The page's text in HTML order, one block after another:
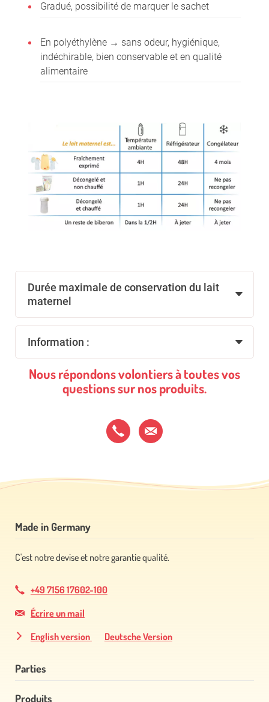
Gradué, possibilité de marquer le sachet
En polyéthylène → sans odeur, hygiénique,
indéchirable, bien conservable et en qualité
alimentaire
Durée maximale de conservation du lait
maternel
Information :
Nous répondons volontiers à toutes vos
questions sur nos produits.
Made in Germany
C'est notre devise et notre garantie qualité.
+49 7156 17602-100
Écrire un mail
English version
Deutsche Version
Parties
Aller
Produits